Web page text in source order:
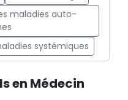
maladies auto-
systémiques
en Médecin